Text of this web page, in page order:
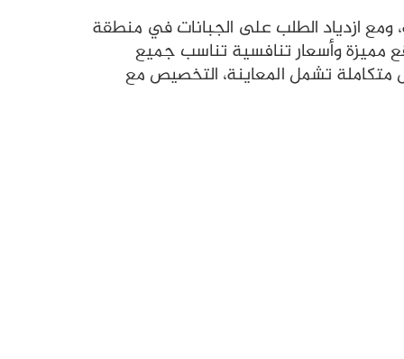
ومع ازدياد الطلب على الجبانات في منطقة
مميزة وأسعار تنافسية تناسب جميع
متكاملة تشمل المعاينة، التخصيص مع